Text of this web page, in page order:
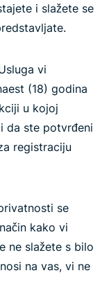
i slažete se
vi
(18) godina
u kojoj
da ste potvrđeni
registraciju
se
kako vi
ne slažete s bilo
na vas, vi ne